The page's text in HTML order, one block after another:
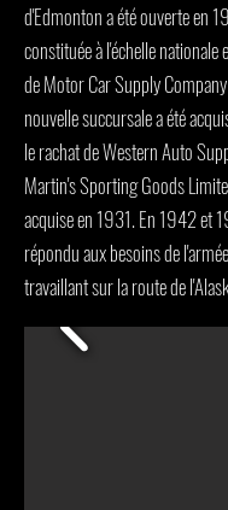
d'Edmonton a été ouverte en
constituée à l'échelle
de Motor Car Supply
nouvelle succursale a été
le rachat de Western Auto
Martin's Sporting Goods
acquise en 1931. En 1942 et
répondu aux besoins de
travaillant sur la route de